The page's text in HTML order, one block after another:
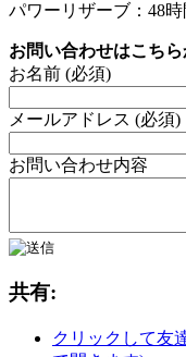
パワーリザーブ：48時
お問い合わせはこちら
お名前 (必須)
メールアドレス (必須)
お問い合わせ内容
共有:
クリックして友